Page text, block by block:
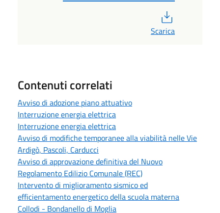
Scarica
Contenuti correlati
Avviso di adozione piano attuativo
Interruzione energia elettrica
Interruzione energia elettrica
Avviso di modifiche temporanee alla viabilità nelle Vie
Ardigò, Pascoli, Carducci
Avviso di approvazione definitiva del Nuovo
Regolamento Edilizio Comunale (REC)
Intervento di miglioramento sismico ed
efficientamento energetico della scuola materna
Collodi - Bondanello di Moglia